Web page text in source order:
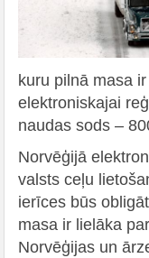
kuru pilnā masa
elektroniskajai
naudas sods –
Norvēģijā
valsts ceļu
ierīces būs
masa ir lielāka
Norvēģijas un